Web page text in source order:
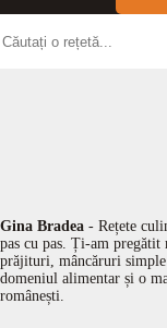
Gina Bradea - Rețete
pas cu pas. Ți-am
prăjituri, mâncăruri
domeniul alimentar și o
românești.